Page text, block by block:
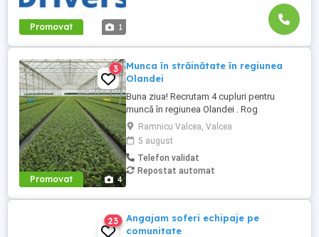
Promovat 1
Promovat 4
3
Munca în străinătate în regiunea
Olandei
Buna ziua! Recrutam 4 cupluri pentru
muncă în regiunea Olandei . Rog
seriozitate și pentru mai multe detalii va
rog contactați in Whatsap la Nr( ) .Va
mulțumesc!
Ramnicu Valcea, Valcea
5 august
Telefon validat
Repostat automat
23
Angajam soferi echipaje pe
comunitate